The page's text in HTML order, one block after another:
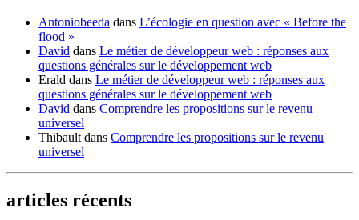
Antoniobeeda dans L’écologie en question avec « Before the
flood »
David dans Le métier de développeur web : réponses aux
questions générales sur le développement web
Erald dans Le métier de développeur web : réponses aux
questions générales sur le développement web
David dans Comprendre les propositions sur le revenu
universel
Thibault dans Comprendre les propositions sur le revenu
universel
articles récents